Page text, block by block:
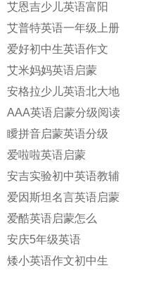
艾恩吉少儿英语富阳
艾普特英语一年级上册
爱好初中生英语作文
艾米妈妈英语启蒙
安格拉少儿英语北大地
AAA英语启蒙分级阅读
瞹拼音启蒙英语分级
爱啦啦英语启蒙
安吉实验初中英语教辅
爱因斯坦名言英语启蒙
爱酷英语启蒙怎么
安庆5年级英语
矮小英语作文初中生